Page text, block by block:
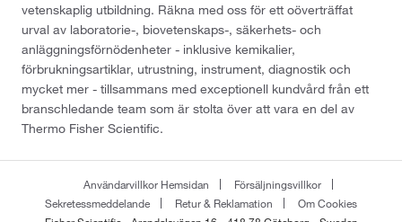
vetenskaplig utbildning. Räkna med oss för ett oöverträffat
urval av laboratorie-, biovetenskaps-, säkerhets- och
anläggningsförnödenheter - inklusive kemikalier,
förbrukningsartiklar, utrustning, instrument, diagnostik och
mycket mer - tillsammans med exceptionell kundvård från ett
branschledande team som är stolta över att vara en del av
Thermo Fisher Scientific.
Användarvillkor Hemsidan
Försäljningsvillkor
Sekretessmeddelande
Retur & Reklamation
Om Cookies